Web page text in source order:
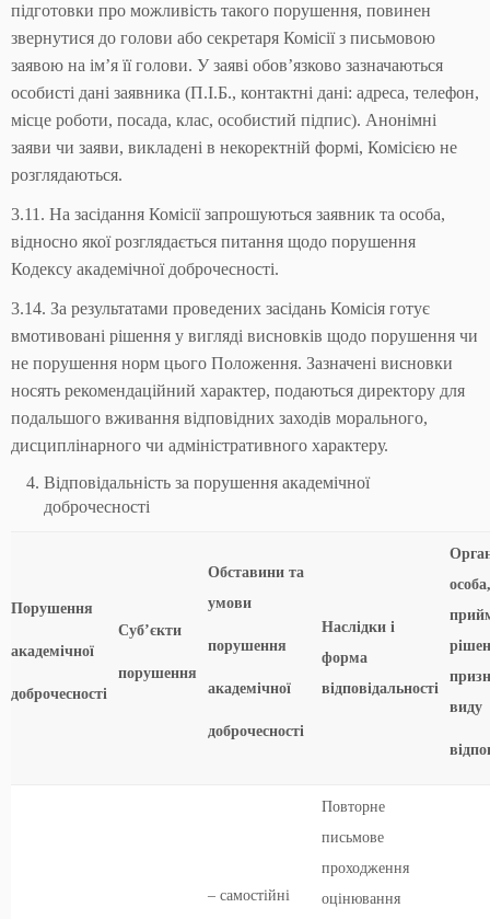
підготовки про можливість такого порушення, повинен
звернутися до голови або секретаря Комісії з письмовою
заявою на ім’я її голови. У заяві обов’язково зазначаються
особисті дані заявника (П.І.Б., контактні дані: адреса, телефон,
місце роботи, посада, клас, особистий підпис). Анонімні
заяви чи заяви, викладені в некоректній формі, Комісією не
розглядаються.
3.11. На засідання Комісії запрошуються заявник та особа,
відносно якої розглядається питання щодо порушення
Кодексу академічної доброчесності.
3.14. За результатами проведених засідань Комісія готує
вмотивовані рішення у вигляді висновків щодо порушення чи
не порушення норм цього Положення. Зазначені висновки
носять рекомендаційний характер, подаються директору для
подальшого вживання відповідних заходів морального,
дисциплінарного чи адміністративного характеру.
Відповідальність за порушення академічної
доброчесності
Порушення
академічної
доброчесності
Суб’єкти
порушення
Обставини та
умови
порушення
академічної
доброчесності
Наслідки і
форма
відповідальності
виду
– самостійні
Повторне
письмове
проходження
оцінювання